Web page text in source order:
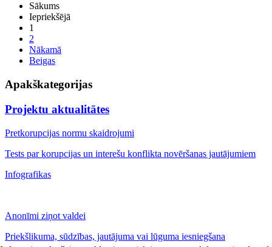
Sākums
Iepriekšējā
1
2
Nākamā
Beigas
Apakškategorijas
Projektu aktualitātes
Pretkorupcijas normu skaidrojumi
Tests par korupcijas un interešu konflikta novēršanas jautājumiem
Infografikas
Anonīmi ziņot valdei
Priekšlikuma, sūdzības, jautājuma vai lūguma iesniegšana